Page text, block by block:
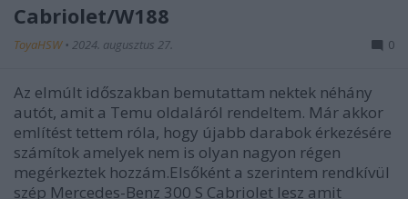
Cabriolet/W188
ToyaHSW • 2024. augusztus 27. 0
Az elmúlt időszakban bemutattam nektek néhány
autót, amit a Temu oldaláról rendeltem. Már akkor
említést tettem róla, hogy újabb darabok érkezésére
számítok amelyek nem is olyan nagyon régen
megérkeztek hozzám.Elsőként a szerintem rendkívül
szép Mercedes-Benz 300 S Cabriolet lesz amit